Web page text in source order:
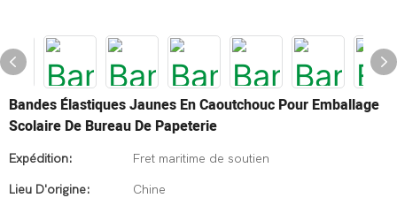
Bandes Élastiques Jaunes En Caoutchouc Pour Emballage
Scolaire De Bureau De Papeterie
Expédition: Fret maritime de soutien
Lieu D'origine: Chine